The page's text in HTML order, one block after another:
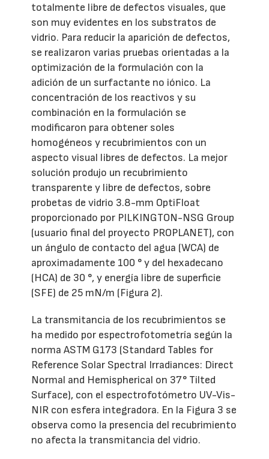
totalmente libre de defectos visuales, que
son muy evidentes en los substratos de
vidrio. Para reducir la aparición de defectos,
se realizaron varias pruebas orientadas a la
optimización de la formulación con la
adición de un surfactante no iónico. La
concentración de los reactivos y su
combinación en la formulación se
modificaron para obtener soles
homogéneos y recubrimientos con un
aspecto visual libres de defectos. La mejor
solución produjo un recubrimiento
transparente y libre de defectos, sobre
probetas de vidrio 3.8-mm OptiFloat
proporcionado por PILKINGTON-NSG Group
(usuario final del proyecto PROPLANET), con
un ángulo de contacto del agua (WCA) de
aproximadamente 100 ° y del hexadecano
(HCA) de 30 °, y energía libre de superficie
(SFE) de 25 mN/m (Figura 2).
La transmitancia de los recubrimientos se
ha medido por espectrofotometría según la
norma ASTM G173 (Standard Tables for
Reference Solar Spectral Irradiances: Direct
Normal and Hemispherical on 37° Tilted
Surface), con el espectrofotómetro UV-Vis-
NIR con esfera integradora. En la Figura 3 se
observa como la presencia del recubrimiento
no afecta la transmitancia del vidrio.